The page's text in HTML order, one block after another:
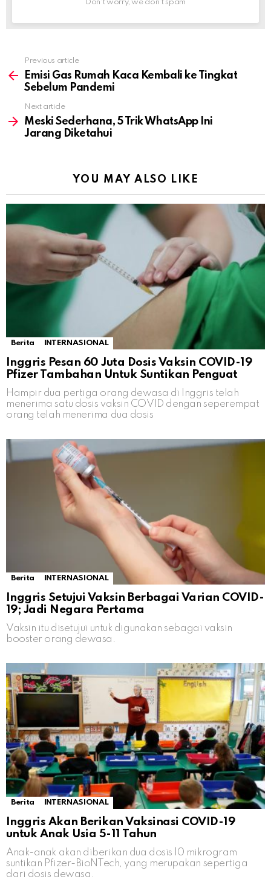
Don't worry, we don't spam
more
Previous article
Emisi Gas Rumah Kaca Kembali ke Tingkat
Sebelum Pandemi
Next article
Meski Sederhana, 5 Trik WhatsApp Ini
Jarang Diketahui
YOU MAY ALSO LIKE
Berita INTERNASIONAL
Inggris Pesan 60 Juta Dosis Vaksin COVID-19
Pfizer Tambahan Untuk Suntikan Penguat
Hampir dua pertiga orang dewasa di Inggris telah
menerima satu dosis vaksin COVID dengan seperempat
orang telah menerima dua dosis
Berita INTERNASIONAL
Inggris Setujui Vaksin Berbagai Varian COVID-
19; Jadi Negara Pertama
Vaksin itu disetujui untuk digunakan sebagai vaksin
booster orang dewasa.
Berita INTERNASIONAL
Inggris Akan Berikan Vaksinasi COVID-19
untuk Anak Usia 5-11 Tahun
Anak-anak akan diberikan dua dosis 10 mikrogram
suntikan Pfizer-BioNTech, yang merupakan sepertiga
dari dosis dewasa.